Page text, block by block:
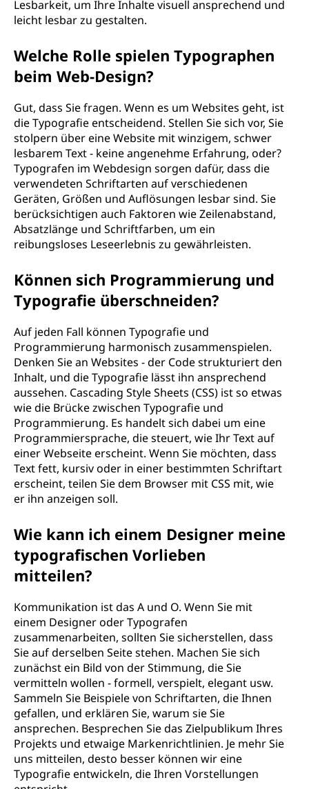
Lesbarkeit, um Ihre Inhalte visuell ansprechend und
leicht lesbar zu gestalten.
Welche Rolle spielen Typographen
beim Web-Design?
Gut, dass Sie fragen. Wenn es um Websites geht, ist
die Typografie entscheidend. Stellen Sie sich vor, Sie
stolpern über eine Website mit winzigem, schwer
lesbarem Text - keine angenehme Erfahrung, oder?
Typografen im Webdesign sorgen dafür, dass die
verwendeten Schriftarten auf verschiedenen
Geräten, Größen und Auflösungen lesbar sind. Sie
berücksichtigen auch Faktoren wie Zeilenabstand,
Absatzlänge und Schriftfarben, um ein
reibungsloses Leseerlebnis zu gewährleisten.
Können sich Programmierung und
Typografie überschneiden?
Auf jeden Fall können Typografie und
Programmierung harmonisch zusammenspielen.
Denken Sie an Websites - der Code strukturiert den
Inhalt, und die Typografie lässt ihn ansprechend
aussehen. Cascading Style Sheets (CSS) ist so etwas
wie die Brücke zwischen Typografie und
Programmierung. Es handelt sich dabei um eine
Programmiersprache, die steuert, wie Ihr Text auf
einer Webseite erscheint. Wenn Sie möchten, dass
Text fett, kursiv oder in einer bestimmten Schriftart
erscheint, teilen Sie dem Browser mit CSS mit, wie
er ihn anzeigen soll.
Wie kann ich einem Designer meine
typografischen Vorlieben
mitteilen?
Kommunikation ist das A und O. Wenn Sie mit
einem Designer oder Typografen
zusammenarbeiten, sollten Sie sicherstellen, dass
Sie auf derselben Seite stehen. Machen Sie sich
zunächst ein Bild von der Stimmung, die Sie
vermitteln wollen - formell, verspielt, elegant usw.
Sammeln Sie Beispiele von Schriftarten, die Ihnen
gefallen, und erklären Sie, warum sie Sie
ansprechen. Besprechen Sie das Zielpublikum Ihres
Projekts und etwaige Markenrichtlinien. Je mehr Sie
uns mitteilen, desto besser können wir eine
Typografie entwickeln, die Ihren Vorstellungen